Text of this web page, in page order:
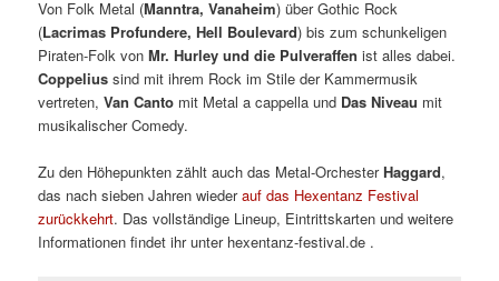
Von Folk Metal (Manntra, Vanaheim) über Gothic Rock
(Lacrimas Profundere, Hell Boulevard) bis zum schunkeligen
Piraten-Folk vonMr. Hurley und die Pulveraffen ist alles dabei.
Coppelius sind mit ihrem Rock im Stile der Kammermusik
vertreten,Van Canto mit Metal a cappella und Das Niveau mit
musikalischer Comedy.
Zu den Höhepunkten zählt auch das Metal-OrchesterHaggard,
das nach sieben Jahren wiederauf das Hexentanz Festival
zurückkehrt. Das vollständige Lineup, Eintrittskarten und weitere
Informationen findet ihr unter hexentanz-festival.de .